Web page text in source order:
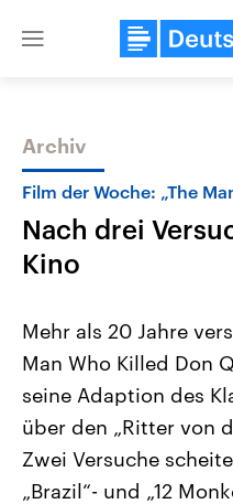
Close
Themen
Landtagswahl Sachsen-
2026
Alle Informationen
Sachsen-Anhalt wählt am 6.
September 2026 einen
Landtag. Seit 2021 wird das
Bundesland von einer
Archiv
Film der Woche: „The
Nach drei
Kino
Mehr als 20 Jahre
Man Who Killed Don
seine Adaption des
über den „Ritter von
Zwei Versuche
„Brazil“- und „12